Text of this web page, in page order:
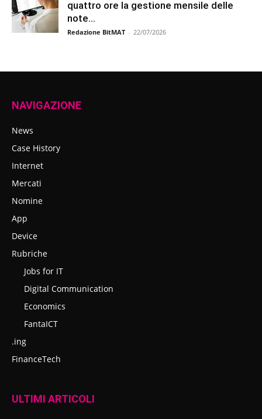
quattro ore la gestione mensile delle
note...
Redazione BitMAT - 22/07/2026
NAVIGAZIONE
News
Case History
Internet
Mercati
Nomine
App
Device
Rubriche
Jobs for IT
Digital Communication
Economics
FantaICT
.ing
FinanceTech
ULTIMI ARTICOLI